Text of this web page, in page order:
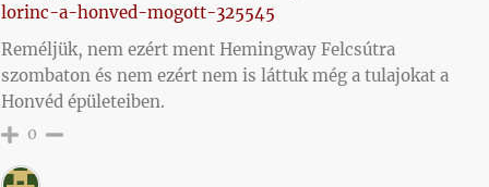
lorinc-a-honved-mogott-325545
Reméljük, nem ezért ment Hemingway Felcsútra
szombaton és nem ezért nem is láttuk még a tulajokat a
Honvéd épületeiben.
0